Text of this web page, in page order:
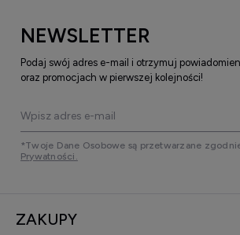
NEWSLETTER
Podaj swój adres e-mail i otrzymuj
oraz promocjach w pierwszej kolejności!
*Twoje Dane Osobowe są przetwarzane
Prywatności.
ZAKUPY